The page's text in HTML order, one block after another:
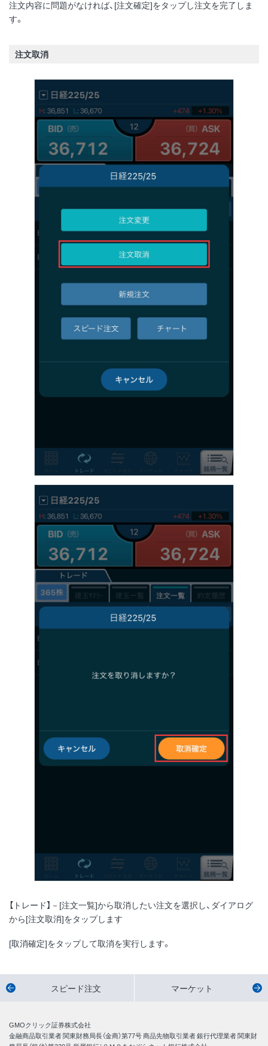
注文内容に問題がなければ、[注文確定]をタップし注文を完了しま
す。
注文取消
【トレード】－[注文一覧]から取消したい注文を選択し、ダイアログ
から[注文取消]をタップします
[取消確定]をタップして取消を実行します。
スピード注文 マーケット
GMOクリック証券株式会社
金融商品取引業者 関東財務局長（金商）第77号 商品先物取引業者 銀行代理業者 関東財